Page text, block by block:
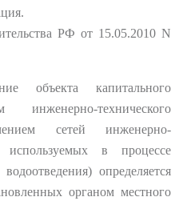
РФ от 15.05.2010 N
объекта капитального
технического
сетей инженерно-
используемых в процессе
определяется
органом местного